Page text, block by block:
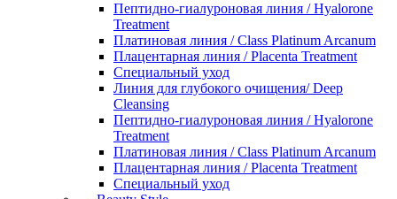
Пептидно-гиалуроновая линия / Hyalorone
Treatment
Платиновая линия / Class Platinum Arcanum
Плацентарная линия / Placenta Treatment
Специальный уход
Линия для глубокого очищения/ Deep
Cleansing
Пептидно-гиалуроновая линия / Hyalorone
Treatment
Платиновая линия / Class Platinum Arcanum
Плацентарная линия / Placenta Treatment
Специальный уход